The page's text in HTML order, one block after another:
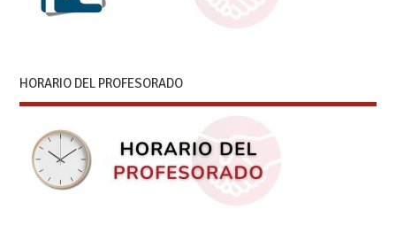
HORARIO DEL PROFESORADO